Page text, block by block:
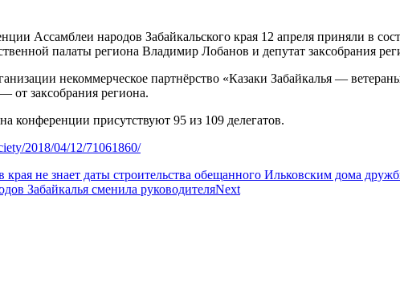
Ассамблеи народов Забайкальского края 12 апреля приняли в
палаты региона Владимир Лобанов и депутат заксобрания
некоммерческое партнёрство «Казаки Забайкалья —
от заксобрания региона.
конференции присутствуют 95 из 109 делегатов.
2018/04/12/71061860/
края не знает даты строительства обещанного Ильковским дома
Забайкалья сменила руководителяNext